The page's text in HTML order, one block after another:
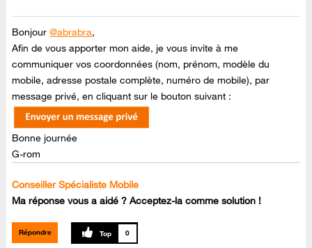
Bonjour@abrabra,
Afin de vous apporter mon aide, je vous invite à me
communiquer vos coordonnées (nom, prénom, modèle du
mobile, adresse postale complète, numéro de mobile), par
message privé, en cliquant sur le bouton suivant :
Bonne journée
G-rom
Conseiller Spécialiste Mobile
Ma réponse vous a aidé ? Acceptez-la comme solution !
Répondre 0